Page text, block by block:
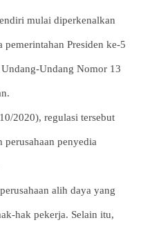
mulai diperkenalkan
pemerintahan Presiden ke-5
Undang Nomor 13
2020), regulasi tersebut
perusahaan penyedia
alih daya yang
hak pekerja. Selain itu,